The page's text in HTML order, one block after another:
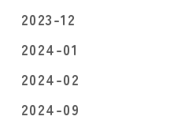
2023-12
2024-01
2024-02
2024-09